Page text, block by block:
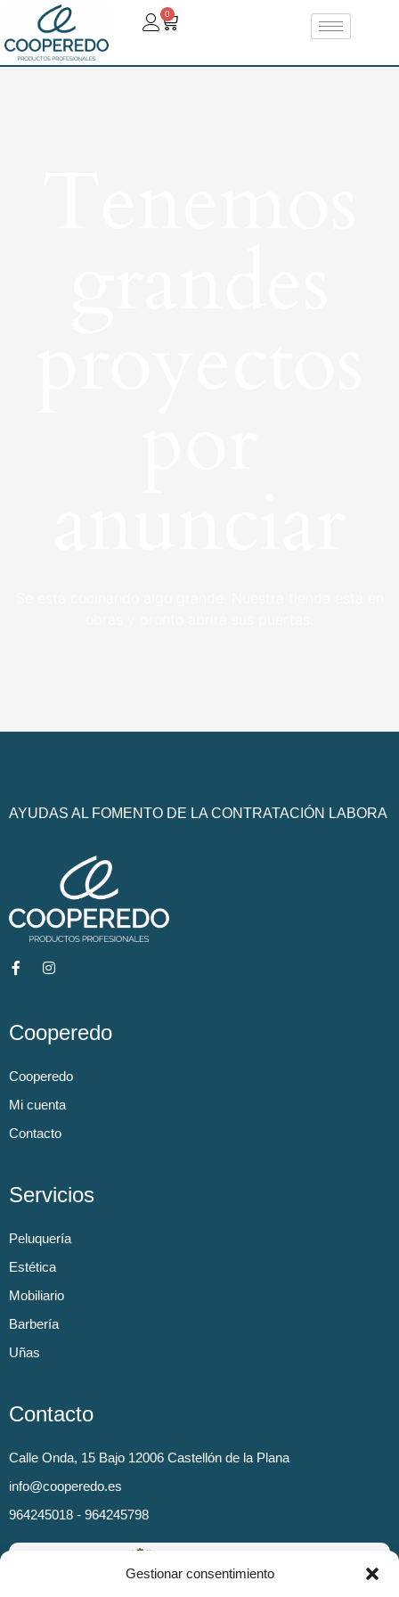
Gestionar consentimiento
0
AYUDAS AL FOMENTO DE LA CONTRATACIÓN LABORA
Cooperedo
Cooperedo
Mi cuenta
Contacto
Servicios
Peluquería
Estética
Mobiliario
Barbería
Uñas
Contacto
Calle Onda, 15 Bajo 12006 Castellón de la Plana
info@cooperedo.es
964245018 - 964245798